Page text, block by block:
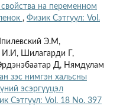
на переменном
, Физик Сэтгүүл: Vol.
Э.М,
И.И, Шилагарди Г,
Д, Нямдулам
зэс нимгэн хальсны
эсэргүүцэл
Сэтгүүл: Vol. 18 No. 397